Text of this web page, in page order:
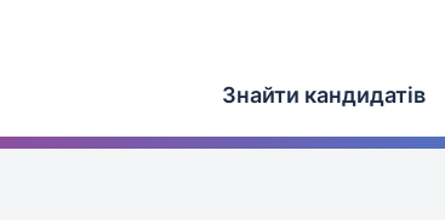
Знайти кандидатів